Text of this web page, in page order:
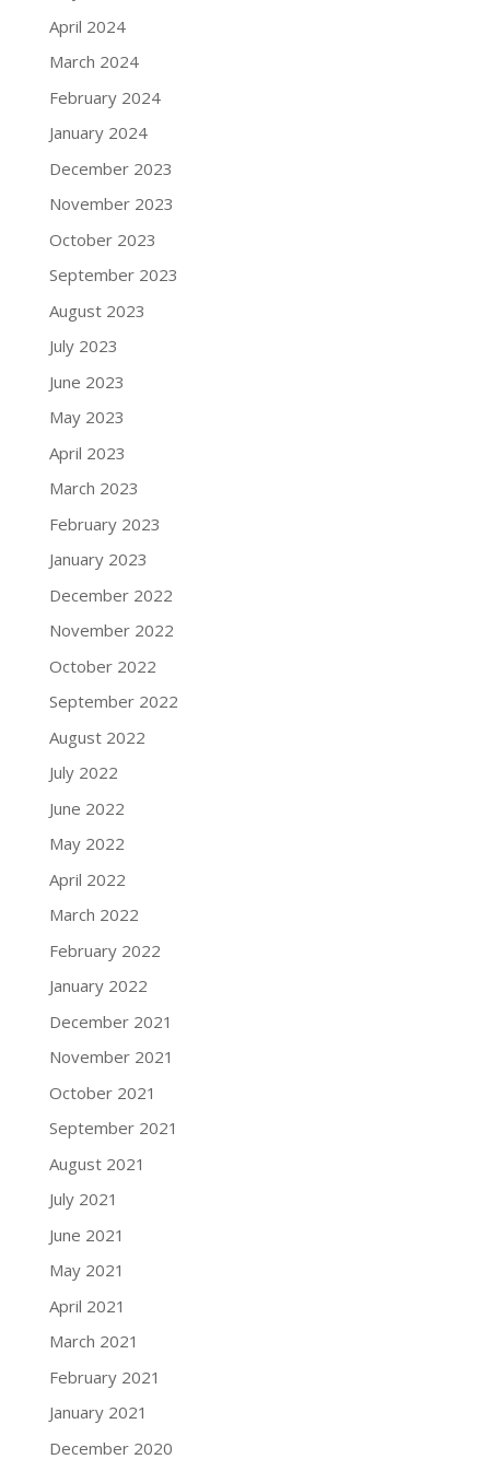
April 2024
March 2024
February 2024
January 2024
December 2023
November 2023
October 2023
September 2023
August 2023
July 2023
June 2023
May 2023
April 2023
March 2023
February 2023
January 2023
December 2022
November 2022
October 2022
September 2022
August 2022
July 2022
June 2022
May 2022
April 2022
March 2022
February 2022
January 2022
December 2021
November 2021
October 2021
September 2021
August 2021
July 2021
June 2021
May 2021
April 2021
March 2021
February 2021
January 2021
December 2020